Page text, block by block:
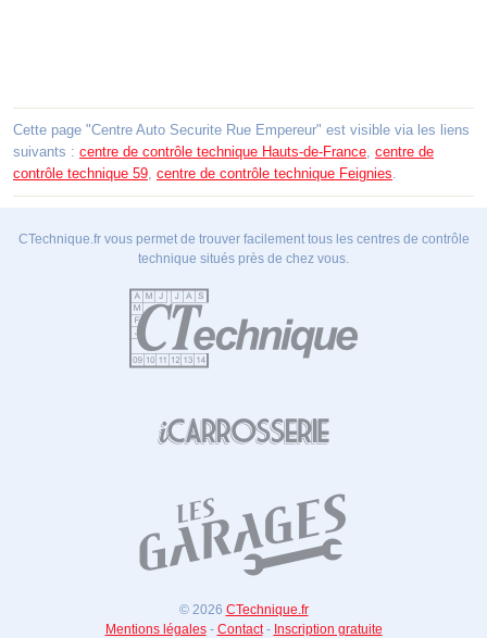
Cette page "Centre Auto Securite Rue Empereur" est visible via les liens
suivants : centre de contrôle technique Hauts-de-France, centre de
contrôle technique 59, centre de contrôle technique Feignies.
CTechnique.fr vous permet de trouver facilement tous les centres de contrôle
technique situés près de chez vous.
© 2026 CTechnique.fr
Mentions légales- Contact- Inscription gratuite